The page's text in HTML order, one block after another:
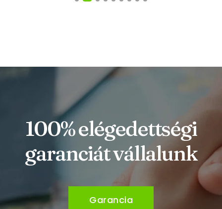
100% elégedettségi
garanciát vállalunk
Garancia